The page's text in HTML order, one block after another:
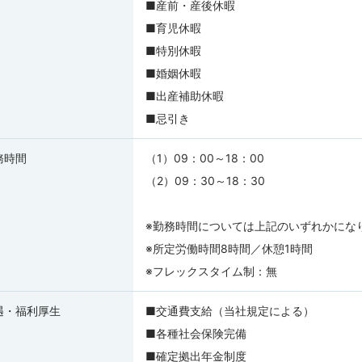
■産前・産後休暇
■育児休暇
■特別休暇
■婚姻休暇
■出産補助休暇
■忌引き
時間
（1）09：00～18：00
（2）09：30～18：30
※勤務時間については上記のいずれかにな
※所定労働時間8時間／休憩1時間
※フレックスタイム制：無
・福利厚生
■交通費支給（当社規定による）
■各種社会保険完備
■確定拠出年金制度